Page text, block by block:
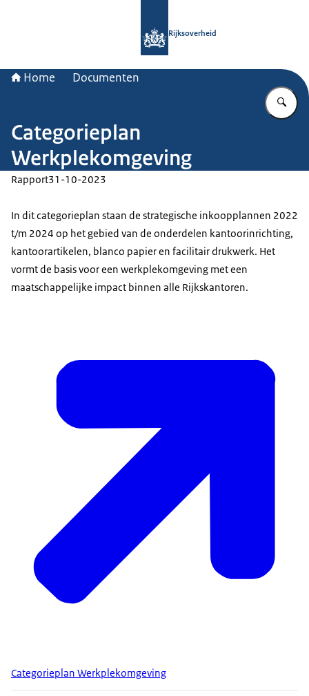
Rijksoverheid
Home Documenten
Categorieplan
Werkplekomgeving
Rapport31-10-2023
In dit categorieplan staan de strategische inkoopplannen 2022
t/m 2024 op het gebied van de onderdelen kantoorinrichting,
kantoorartikelen, blanco papier en facilitair drukwerk. Het
vormt de basis voor een werkplekomgeving met een
maatschappelijke impact binnen alle Rijkskantoren.
Categorieplan Werkplekomgeving